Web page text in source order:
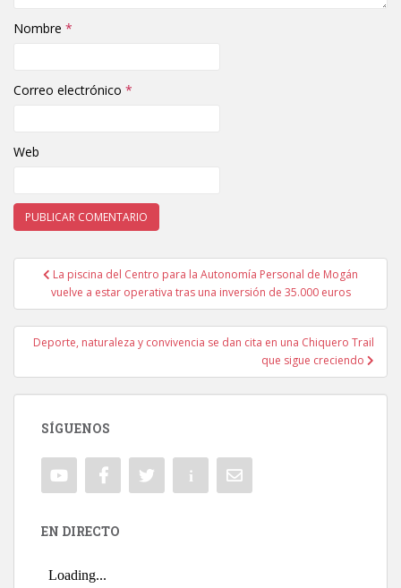
Nombre *
Correo electrónico *
Web
Navegación de entradas
La piscina del Centro para la Autonomía Personal de Mogán
vuelve a estar operativa tras una inversión de 35.000 euros
Deporte, naturaleza y convivencia se dan cita en una Chiquero Trail
que sigue creciendo
SÍGUENOS
EN DIRECTO